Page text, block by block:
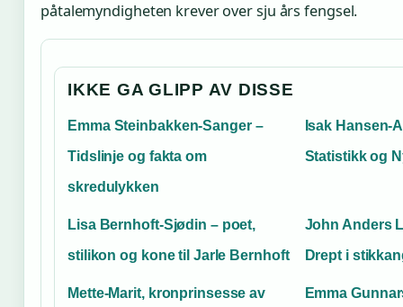
påtalemyndigheten krever over sju års fengsel.
IKKE GA GLIPP AV DISSE
Emma Steinbakken-Sanger –
Tidslinje og fakta om
skredulykken
Isak Hansen-
Statistikk og
Lisa Bernhoft-Sjødin – poet,
stilikon og kone til Jarle Bernhoft
John Anders
Drept i
Mette-Marit, kronprinsesse av
Emma